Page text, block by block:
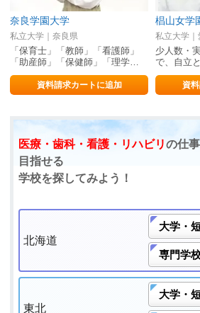
奈良学園大学
私立大学｜奈良県
「保育士」「教師」「看護師」
「助産師」「保健師」「理学…
資料請求カートに追加
椙山女学
私立大学｜
少人数・
で、自立
資
医療・歯科・看護・リハビリの仕
目指せる
学校を探してみよう！
北海道
大学・
専門学
東北
大学・